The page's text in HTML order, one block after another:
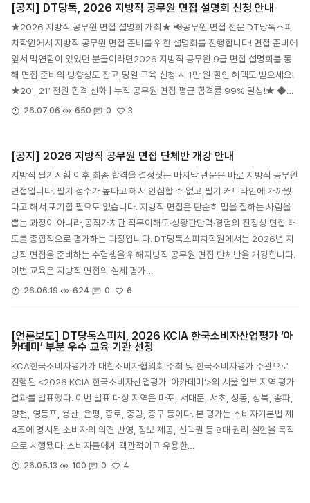
[공지] DT당톡, 2026 지방직 공무원 면접 설명회 신청 안내
★2026 지방직 공무원 면접 설명회 개최★ 📢공무원 면접 전문 DT당톡스피
치학원에서 지방직 공무원 면접 준비를 위한 설명회를 진행합니다! 면접 준비에
앞서 막연함이 있었던 분들이라면2026 지방직 공무원 9급 면접 설명회를 통
해 면접 준비의 방향성도 잡고,당일 교육 신청 시 1만 원 할인 혜택도 받으세요!
★20′, 21′ 전원 합격 신화 | 누적 공무원 면접 평균 합격률 99% 달성!★ ◆…
26.07.06 650 0 3
[공지] 2026 지방직 공무원 면접 단체반 개강 안내
지방직 필기시험 이후,최종 합격을 결정짓는 마지막 관문은 바로 지방직 공무원
면접입니다. 필기 점수가 높다고 해서 안심할 수 없고,필기 커트라인에 가까웠
다고 해서 포기할 필요도 없습니다. 지방직 면접은 단순히 말을 잘하는 사람을
뽑는 과정이 아니라,공직가치관·직무이해도·상황판단력·경험의 진정성·면접 태
도를 종합적으로 평가하는 과정입니다. DT당톡스피치학원에서는 2026년 지
방직 면접을 준비하는 수험생을 위해지방직 공무원 면접 단체반을 개강합니다.
이번 교육은 지방직 면접의 실제 평가…
26.06.19 624 0 6
[언론보도] DT당톡스피치, 2026 KCIA 한국소비자산업평가 ‘아
카데미’ 부분 우수 교육 기관 선정
KCA한국소비자평가가 대한소비자협의회 주최 및 한국소비자평가 주관으로
진행된 <2026 KCIA 한국소비자산업평가 ‘아카데미’>의 서울 일부 지역 평가
결과를 발표했다. 이번 발표 대상 지역은 마포, 서대문, 서초, 성동, 성북, 송파,
양천, 영등포, 용산, 은평, 종로, 중랑, 중구 등이다. 본 평가는 소비자기본법 제
4조에 명시된 소비자의 의견 반영, 정보 제공, 선택권 등 8대 권리 실현을 목적
으로 시행됐다. 소비자들에게 객관적이고 유용한…
26.05.13 100 0 4